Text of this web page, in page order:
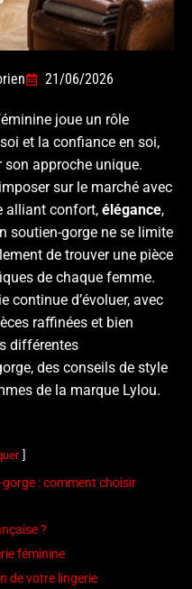
21/06/2026
joue un rôle
et la confiance en soi,
approche unique.
sur le marché avec
alliant confort, élégance,
soutien-gorge ne se limite
de trouver une pièce
de chaque femme.
continue d’évoluer, avec
raffinées et bien
différentes
des conseils de style
de la marque Lylou.
: comment choisir
?
féminine
de votre lingerie